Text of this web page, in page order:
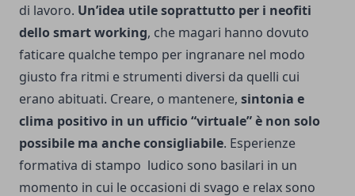
di lavoro. Un’idea utile soprattutto per i neofiti
dello smart working, che magari hanno dovuto
faticare qualche tempo per ingranare nel modo
giusto fra ritmi e strumenti diversi da quelli cui
erano abituati. Creare, o mantenere, sintonia e
clima positivo in un ufficio “virtuale” è non solo
possibile ma anche consigliabile. Esperienze
formativa di stampo ludico sono basilari in un
momento in cui le occasioni di svago e relax sono